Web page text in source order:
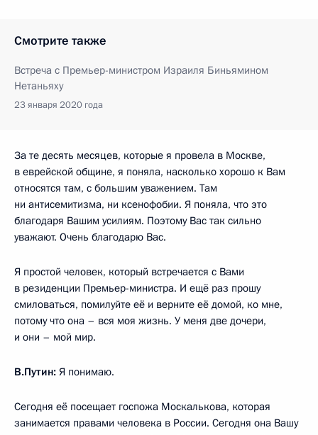
Смотрите также
Встреча с Премьер-министром Израиля Биньямином
Нетаньяху
23 января 2020 года
За те десять месяцев, которые я провела в Москве,
в еврейской общине, я поняла, насколько хорошо к Вам
относятся там, с большим уважением. Там
ни антисемитизма, ни ксенофобии. Я поняла, что это
благодаря Вашим усилиям. Поэтому Вас так сильно
уважают. Очень благодарю Вас.
Я простой человек, который встречается с Вами
в резиденции Премьер-министра. И ещё раз прошу
смиловаться, помилуйте её и верните её домой, ко мне,
потому что она – вся моя жизнь. У меня две дочери,
и они – мой мир.
В.Путин: Я понимаю.
Сегодня её посещает госпожа Москалькова, которая
занимается правами человека в России. Сегодня она Вашу